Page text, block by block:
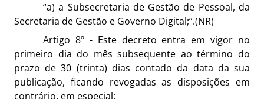
“a) a Subsecretaria de Gestão de Pessoal, da
Secretaria de Gestão e Governo Digital;”.(NR)
Artigo 8º - Este decreto entra em vigor no
primeiro dia do mês subsequente ao término do
prazo de 30 (trinta) dias contado da data da sua
publicação, ficando revogadas as disposições em
contrário, em especial: